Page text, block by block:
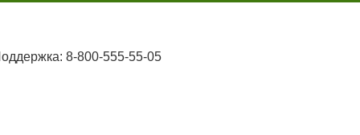
8-800-555-55-05